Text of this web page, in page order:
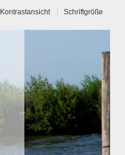
Kontrastansicht Schriftgröße